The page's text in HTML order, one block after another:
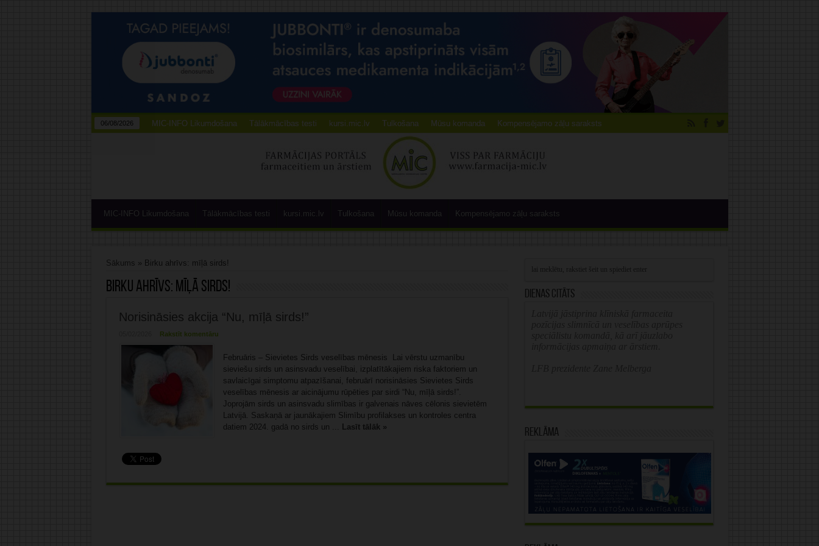
06/08/2026 MIC-INFO Likumdošana Tālākmācības testi kursi.mic.lv Tulkošana Mūsu komanda Kompensējamo zāļu saraksts
MIC-INFO Likumdošana Tālākmācības testi kursi.mic.lv Tulkošana Mūsu komanda Kompensējamo zāļu saraksts
Sākums » Birku ahrīvs: mīļā sirds!
Birku ahrīvs: mīļā sirds!
Norisināsies akcija “Nu, mīļā sirds!”
Rakstīt komentāru
Februāris – Sievietes Sirds veselības mēnesis Lai vērstu uzmanību
sieviešu sirds un asinsvadu veselībai, izplatītākajiem riska faktoriem un
savlaicīgai simptomu atpazīšanai, februārī norisināsies Sievietes Sirds
veselības mēnesis ar aicinājumu rūpēties par sirdi “Nu, mīļā sirds!”.
Joprojām sirds un asinsvadu slimības ir galvenais nāves cēlonis sievietēm
Latvijā. Saskaņā ar jaunākajiem Slimību profilakses un kontroles centra
datiem 2024. gadā no sirds un ... Lasīt tālāk »
Dienas citāts
Reklāma